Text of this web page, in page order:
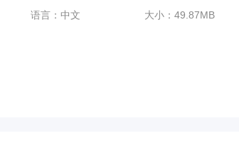
语言：中文
大小：49.87MB